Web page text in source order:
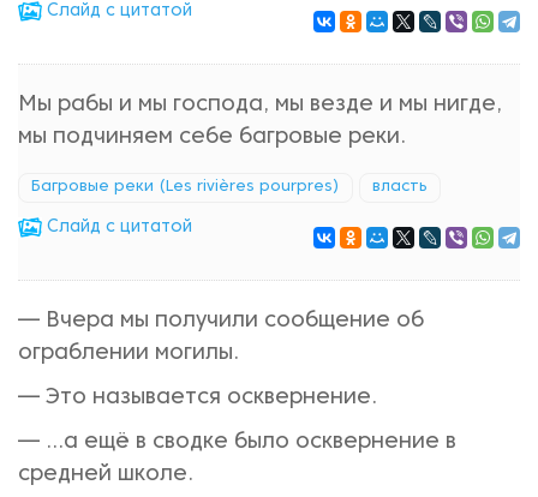
Cлайд с цитатой
Мы рабы и мы господа, мы везде и мы нигде,
мы подчиняем себе багровые реки.
Багровые реки (Les rivières pourpres) власть
Cлайд с цитатой
— Вчера мы получили сообщение об
ограблении могилы.
— Это называется осквернение.
— …а ещё в сводке было осквернение в
средней школе.